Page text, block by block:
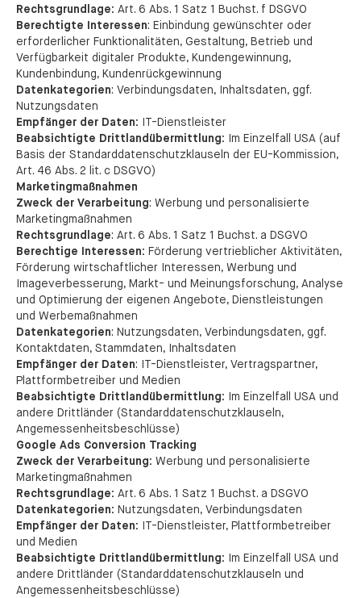
Rechtsgrundlage: Art. 6 Abs. 1 Satz 1 Buchst. f DSGVO
Berechtigte Interessen: Einbindung gewünschter oder
erforderlicher Funktionalitäten, Gestaltung, Betrieb und
Verfügbarkeit digitaler Produkte, Kundengewinnung,
Kundenbindung, Kundenrückgewinnung
Datenkategorien: Verbindungsdaten, Inhaltsdaten, ggf.
Nutzungsdaten
Empfänger der Daten: IT-Dienstleister
Beabsichtigte Drittlandübermittlung:
Im Einzelfall USA (auf
Basis der Standarddatenschutzklauseln der EU-Kommission,
Art. 46 Abs. 2 lit. c DSGVO)
Marketingmaßnahmen
Zweck der Verarbeitung: Werbung und personalisierte
Marketingmaßnahmen
Rechtsgrundlage: Art. 6 Abs. 1 Satz 1 Buchst. a DSGVO
Berechtige Interessen: Förderung vertrieblicher Aktivitäten,
Förderung wirtschaftlicher Interessen, Werbung und
Imageverbesserung, Markt- und Meinungsforschung, Analyse
und Optimierung der eigenen Angebote, Dienstleistungen
und Werbemaßnahmen
Datenkategorien: Nutzungsdaten, Verbindungsdaten, ggf.
Kontaktdaten, Stammdaten, Inhaltsdaten
Empfänger der Daten: IT-Dienstleister, Vertragspartner,
Plattformbetreiber und Medien
Beabsichtigte Drittlandübermittlung: Im Einzelfall USA und
andere Drittländer (Standarddatenschutzklauseln,
Angemessenheitsbeschlüsse)
Google Ads Conversion Tracking
Zweck der Verarbeitung: Werbung und personalisierte
Marketingmaßnahmen
Rechtsgrundlage: Art. 6 Abs. 1 Satz 1 Buchst. a DSGVO
Datenkategorien: Nutzungsdaten, Verbindungsdaten
Empfänger der Daten: IT-Dienstleister, Plattformbetreiber
und Medien
Beabsichtigte Drittlandübermittlung:
Im Einzelfall USA und
andere Drittländer (Standarddatenschutzklauseln und
Angemessenheitsbeschlüsse)